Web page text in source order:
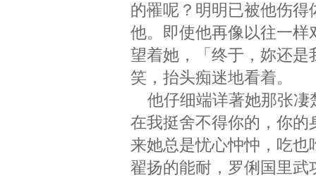
的罹呢？明明已被他伤
他。即使他再像以往一
望着她，「终于，妳还
笑，抬头痴迷地看着。
他仔细端详著她那张凄
在我挺舍不得你的，你
来她总是忧心忡忡，吃也
翟扬的能耐，罗俐国里